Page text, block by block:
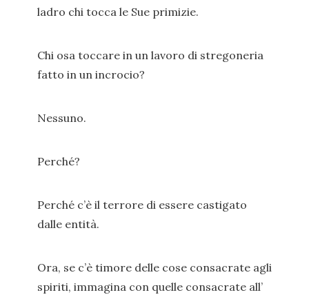
ladro chi tocca le Sue primizie.
Chi osa toccare in un lavoro di stregoneria
fatto in un incrocio?
Nessuno.
Perché?
Perché c’è il terrore di essere castigato
dalle entità.
Ora, se c’è timore delle cose consacrate agli
spiriti, immagina con quelle consacrate all’